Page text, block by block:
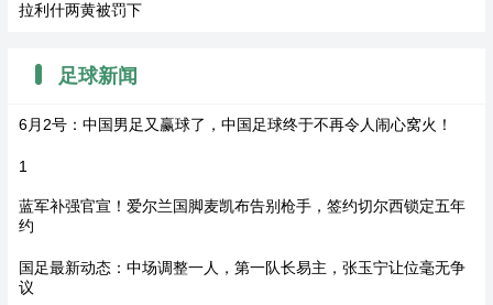
拉利什两黄被罚下
足球新闻
6月2号：中国男足又赢球了，中国足球终于不再令人闹心窝火！
1
蓝军补强官宣！爱尔兰国脚麦凯布告别枪手，签约切尔西锁定五年
约
国足最新动态：中场调整一人，第一队长易主，张玉宁让位毫无争
议